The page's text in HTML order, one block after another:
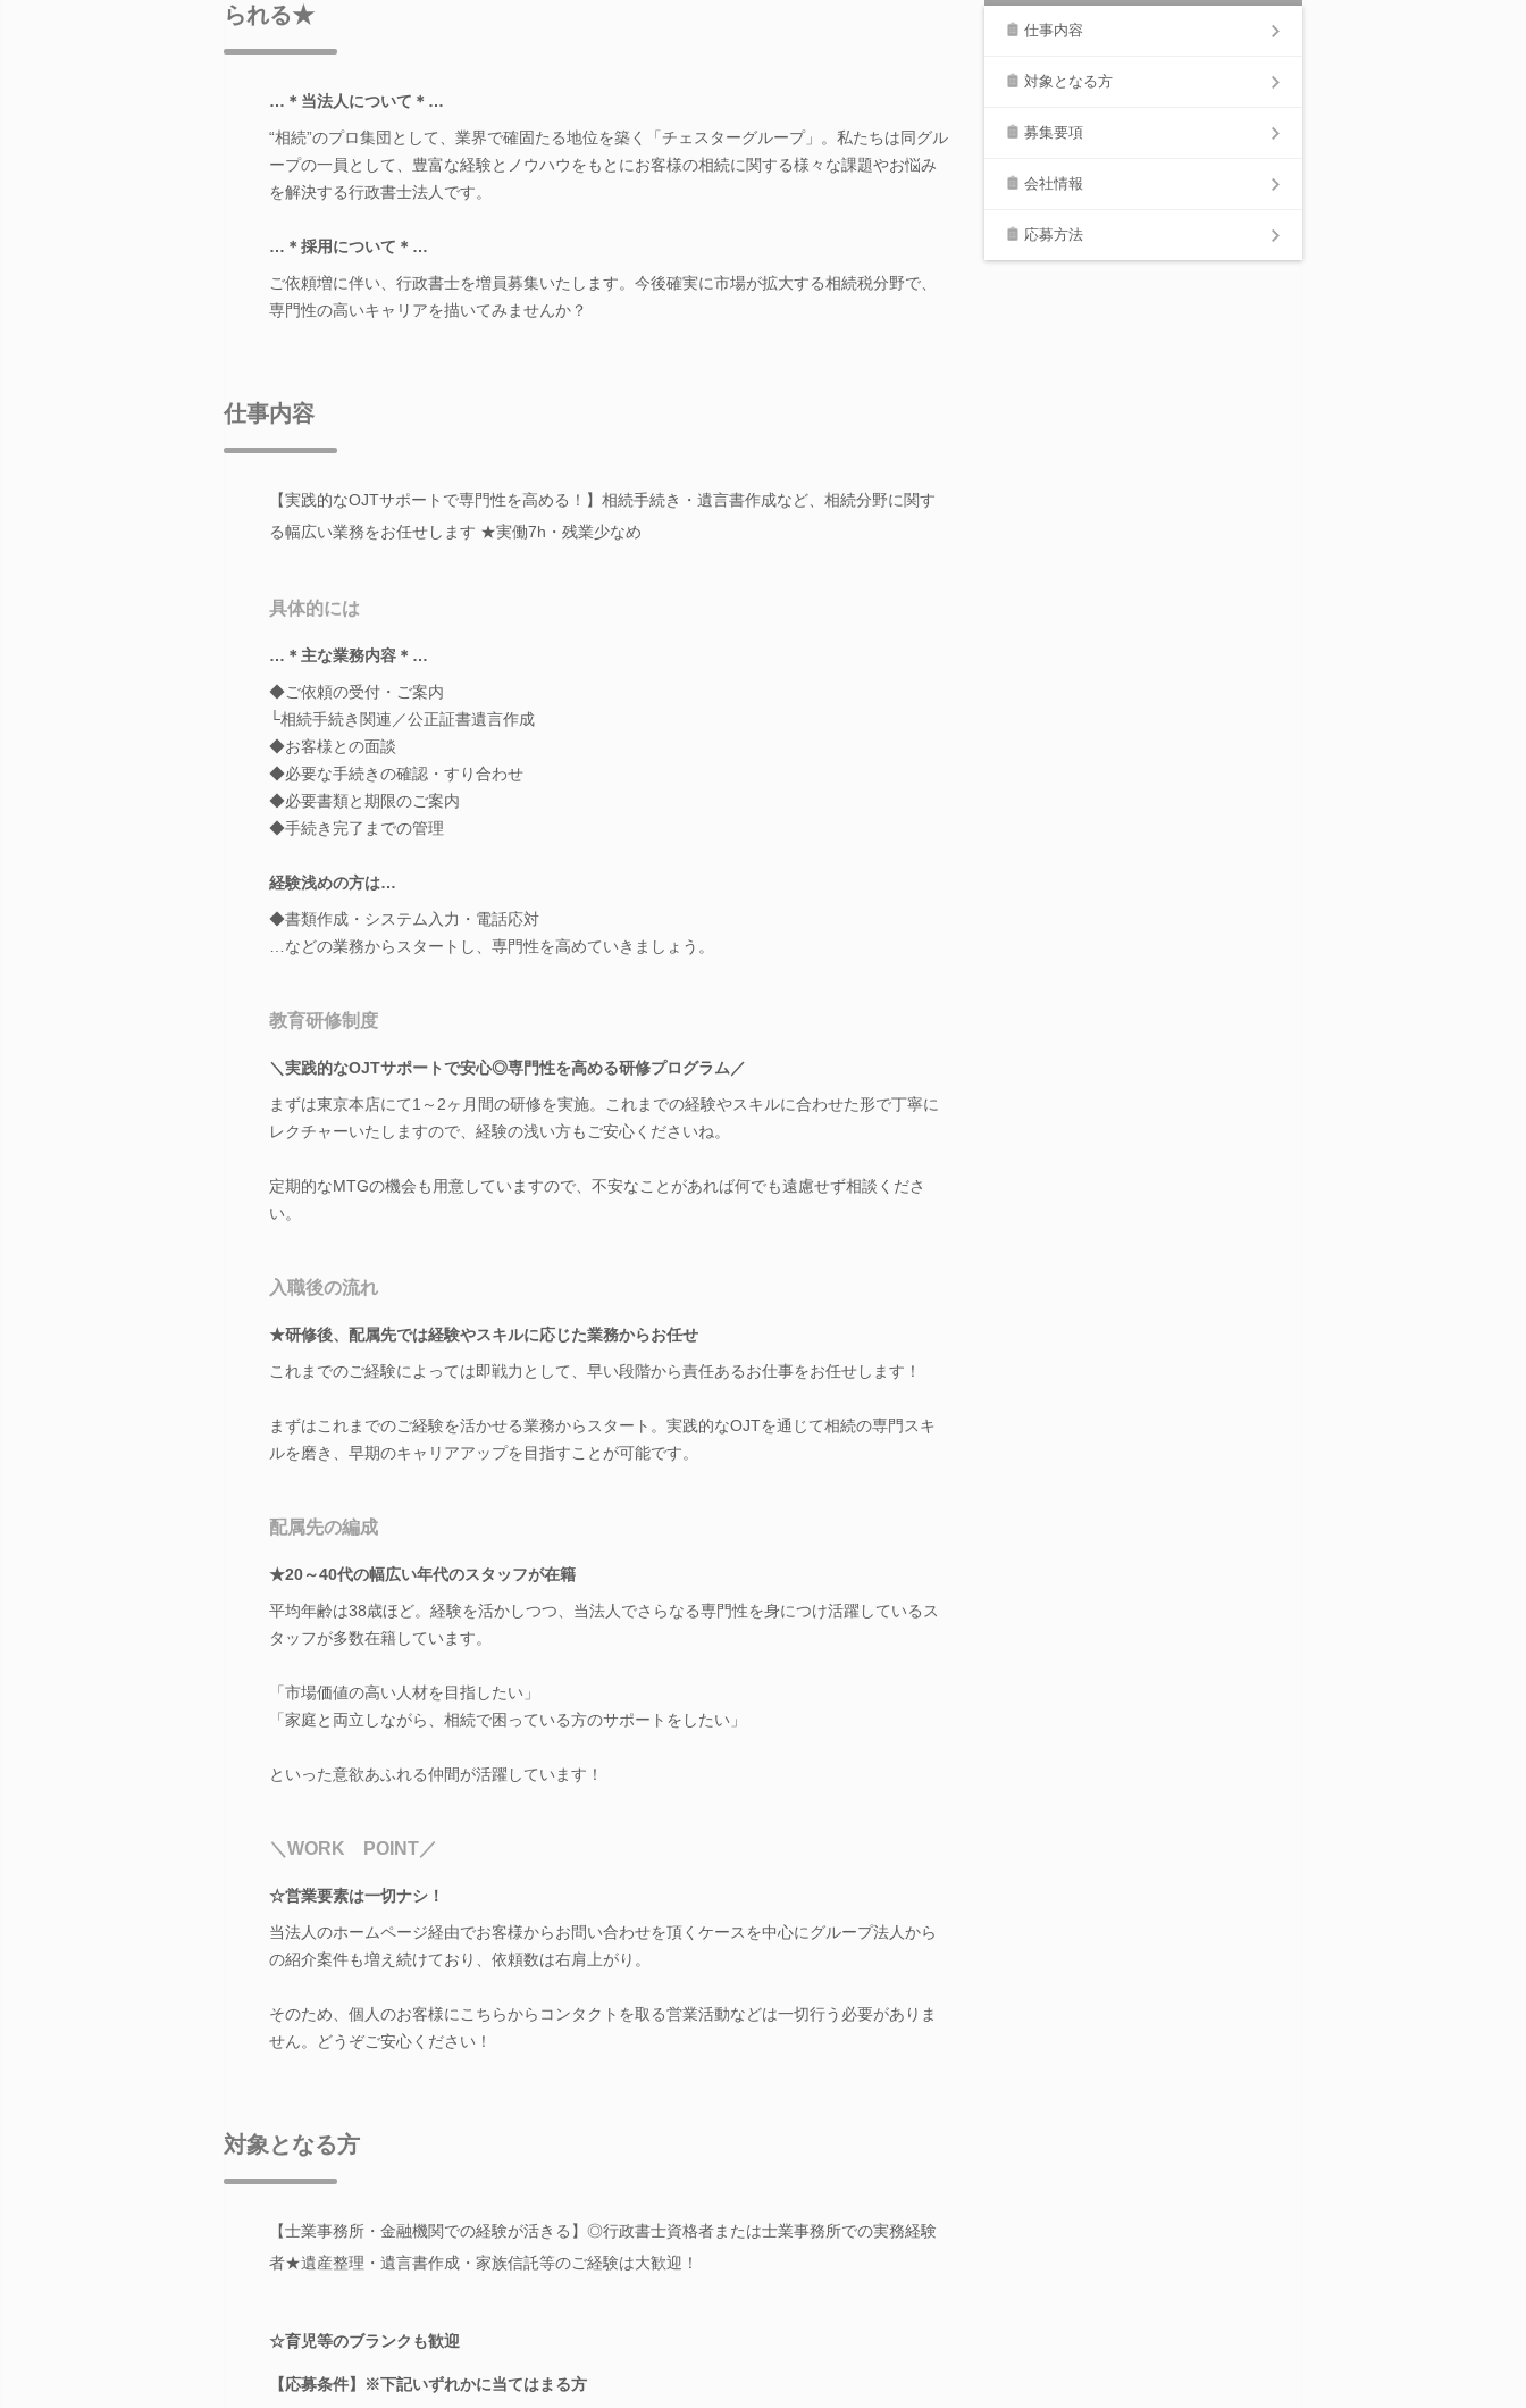
られる★
…＊当法人について＊…
“相続”のプロ集団として、業界で確固たる地位を築く「チェスターグループ」。私たちは同グル
ープの一員として、豊富な経験とノウハウをもとにお客様の相続に関する様々な課題やお悩み
を解決する行政書士法人です。
…＊採用について＊…
ご依頼増に伴い、行政書士を増員募集いたします。今後確実に市場が拡大する相続税分野で、
専門性の高いキャリアを描いてみませんか？
仕事内容
【実践的なOJTサポートで専門性を高める！】相続手続き・遺言書作成など、相続分野に関す
る幅広い業務をお任せします ★実働7h・残業少なめ
具体的には
…＊主な業務内容＊…
◆ご依頼の受付・ご案内
└相続手続き関連／公正証書遺言作成
◆お客様との面談
◆必要な手続きの確認・すり合わせ
◆必要書類と期限のご案内
◆手続き完了までの管理
経験浅めの方は…
◆書類作成・システム入力・電話応対
…などの業務からスタートし、専門性を高めていきましょう。
教育研修制度
＼実践的なOJTサポートで安心◎専門性を高める研修プログラム／
まずは東京本店にて1～2ヶ月間の研修を実施。これまでの経験やスキルに合わせた形で丁寧に
レクチャーいたしますので、経験の浅い方もご安心くださいね。
定期的なMTGの機会も用意していますので、不安なことがあれば何でも遠慮せず相談くださ
い。
入職後の流れ
★研修後、配属先では経験やスキルに応じた業務からお任せ
これまでのご経験によっては即戦力として、早い段階から責任あるお仕事をお任せします！
まずはこれまでのご経験を活かせる業務からスタート。実践的なOJTを通じて相続の専門スキ
ルを磨き、早期のキャリアアップを目指すことが可能です。
配属先の編成
★20～40代の幅広い年代のスタッフが在籍
平均年齢は38歳ほど。経験を活かしつつ、当法人でさらなる専門性を身につけ活躍しているス
タッフが多数在籍しています。
「市場価値の高い人材を目指したい」
「家庭と両立しながら、相続で困っている方のサポートをしたい」
といった意欲あふれる仲間が活躍しています！
＼WORK POINT／
☆営業要素は一切ナシ！
当法人のホームページ経由でお客様からお問い合わせを頂くケースを中心にグループ法人から
の紹介案件も増え続けており、依頼数は右肩上がり。
そのため、個人のお客様にこちらからコンタクトを取る営業活動などは一切行う必要がありま
せん。どうぞご安心ください！
対象となる方
【士業事務所・金融機関での経験が活きる】◎行政書士資格者または士業事務所での実務経験
者★遺産整理・遺言書作成・家族信託等のご経験は大歓迎！
☆育児等のブランクも歓迎
【応募条件】※下記いずれかに当てはまる方
仕事内容
対象となる方
募集要項
会社情報
応募方法